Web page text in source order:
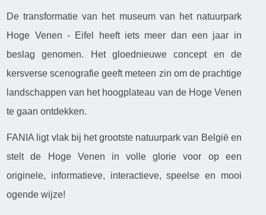
De transformatie van het museum van het natuurpark
Hoge Venen - Eifel heeft iets meer dan een jaar in
beslag genomen. Het gloednieuwe concept en de
kersverse scenografie geeft meteen zin om de prachtige
landschappen van het hoogplateau van de Hoge Venen
te gaan ontdekken.
FANIA ligt vlak bij het grootste natuurpark van België en
stelt de Hoge Venen in volle glorie voor op een
originele, informatieve, interactieve, speelse en mooi
ogende wijze!